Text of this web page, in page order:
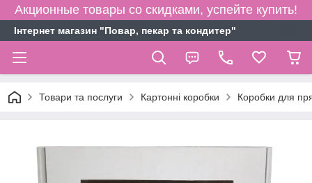
Акционные товары со скидками, успейте купить!
Інтернет магазин "Повар, пекар та кондитер"
Товари та послуги Картонні коробки Коробки для